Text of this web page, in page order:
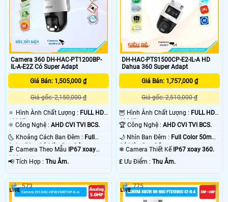
Camera 360 DH-HAC-PT1200BP-
IL-A-E2Z Có Super Adapt
Giá Bán: 1,505,000 ₫
Giá gốc: 2,150,000 ₫
🔅 Hình Ành Chất Lượng : FULL HD
1080P .
⚛️ Công Nghệ : AHD CVI TVI BCS.
🌜 Khoảng Cách Ban Đêm : Full
Color 50m Có Màu Ban Ðêm.
🗜️ Camera Theo Mẫu IP67 xoay
360.
️📢 Tích Hợp : Thu Âm.
DH-HAC-PTS1500CP-E2-IL-A HD
Dahua 360 Super Adapt
Giá Bán: 1,757,000 ₫
Giá gốc: 2,510,000 ₫
🦉 Hình Ành Chất Lượng : FULL HD
1080P .
🏆 Công Nghệ :AHD CVI TVI BCS.
🌙 Nhìn Ban Đêm : Full Color 50m
Có Màu Ban Ðêm.
❄ Camera Thiết Kế IP67 xoay 360.
️₤ Ưu Điểm :Thu Âm.
573 775